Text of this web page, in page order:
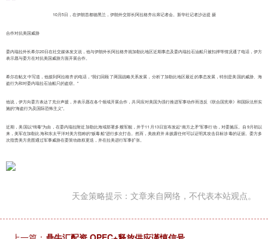
10月5日，在伊朗首都德黑兰，伊朗外交部长阿拉格齐出席记者会。新华社记者沙达提 摄
合作对抗美国威胁
委内瑞拉外长希尔20日在社交媒体发文说，他与伊朗外长阿拉格齐就加勒比地区近期事态及委内瑞拉石油船只被扣押等情况通了电话，伊方
表示愿与委方在对抗美国威胁方面开展合作。
希尔在帖文中写道，他接到阿拉格齐的电话，“我们回顾了两国战略关系发展，分析了加勒比地区最近的事态发展，特别是美国的威胁、海
盗行为和对委内瑞拉石油船只的盗窃。”
他说，伊方向委方表达了充分声援，并表示愿在各个领域开展合作，共同应对美国为强行推进军事动作而违反《联合国宪章》和国际法所实
施的“海盗行为及国际恐怖主义”。
近期，美国以“缉毒”为由，在委内瑞拉附近加勒比海域部署多艘军舰，并于11月13日宣布发起“南方之矛”军事行动，对委施压。自9月初以
来，美军在加勒比海和东太平洋对美方指称的“贩毒船”进行多次打击。然而，美政府并未披露任何可以证明其攻击目标涉毒的证据。委方多
次指责美方意图通过军事威胁在委策动政权更迭，并在拉美进行军事扩张。
天金策略提示：文章来自网络，不代表本站观点。